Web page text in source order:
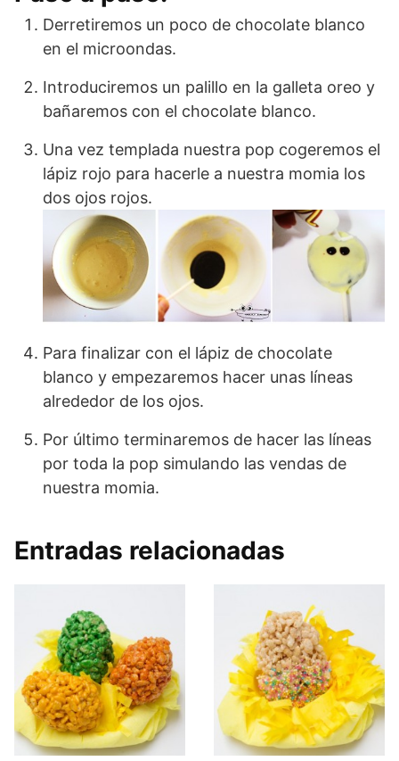
Derretiremos un poco de chocolate blanco
en el microondas.
Introduciremos un palillo en la galleta oreo y
bañaremos con el chocolate blanco.
Una vez templada nuestra pop cogeremos el
lápiz rojo para hacerle a nuestra momia los
dos ojos rojos.
Para finalizar con el lápiz de chocolate
blanco y empezaremos hacer unas líneas
alrededor de los ojos.
Por último terminaremos de hacer las líneas
por toda la pop simulando las vendas de
nuestra momia.
Entradas relacionadas